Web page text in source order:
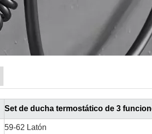
Set de ducha termostático de 3
59-62 Latón